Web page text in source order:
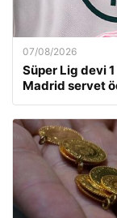
07/08/2026
Süper Lig devi
Madrid servet